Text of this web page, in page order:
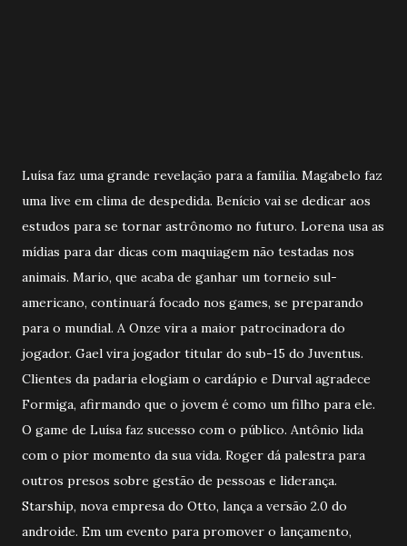
Luísa faz uma grande revelação para a família. Magabelo faz
uma live em clima de despedida. Benício vai se dedicar aos
estudos para se tornar astrônomo no futuro. Lorena usa as
mídias para dar dicas com maquiagem não testadas nos
animais. Mario, que acaba de ganhar um torneio sul-
americano, continuará focado nos games, se preparando
para o mundial. A Onze vira a maior patrocinadora do
jogador. Gael vira jogador titular do sub-15 do Juventus.
Clientes da padaria elogiam o cardápio e Durval agradece
Formiga, afirmando que o jovem é como um filho para ele.
O game de Luísa faz sucesso com o público. Antônio lida
com o pior momento da sua vida. Roger dá palestra para
outros presos sobre gestão de pessoas e liderança.
Starship, nova empresa do Otto, lança a versão 2.0 do
androide. Em um evento para promover o lançamento,